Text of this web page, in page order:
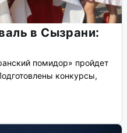
в Сызрани:
помидор» пройдет
конкурсы,